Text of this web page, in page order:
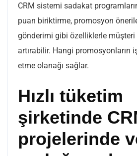
CRM sistemi sadakat
puan biriktirme, promosyon
gönderimi gibi özelliklerle müşteri
artırabilir. Hangi promosyonların
etme olanağı sağlar.
Hızlı tüketim
şirketinde
projelerinde